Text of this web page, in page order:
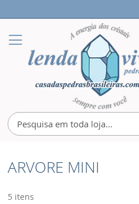
Nav
ARVORE MINI
5 itens